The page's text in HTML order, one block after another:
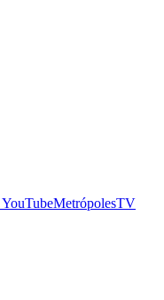
YouTubeMetrópolesTV